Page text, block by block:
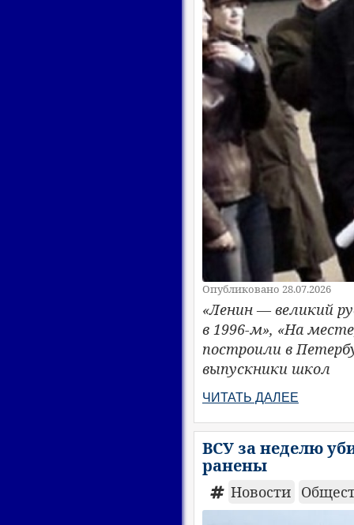
Опубликовано 28.07.2026
«Ленин — великий
в 1996-м», «На
построили в
выпускники школ
ЧИТАТЬ ДАЛЕЕ
ВСУ за неделю
ранены
Новости